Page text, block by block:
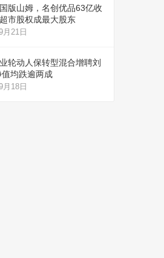
版山姆，名创优品63亿收
市股权成最大股东
月21日
轮动人保转型混合增聘刘
均跌逾两成
月18日